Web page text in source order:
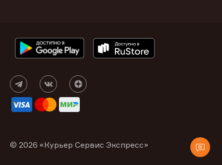
© 2026 «Курьер Сервис Экспресс»